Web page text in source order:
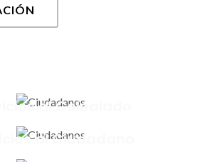
al Colegiado
al Ciudadano